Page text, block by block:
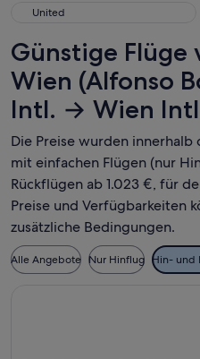
United
United
Günstige Flüge
Wien (Alfonso
Intl. → Wien
Die Preise wurden
mit einfachen Flügen (nur
Rückflügen ab 1.023 €, für
Preise und Verfügbarkeiten
zusätzliche Bedingungen.
Alle Angebote Nur Hinflug Hin- und